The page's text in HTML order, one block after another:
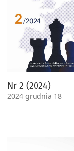
Nr 2 (2024)
2024 grudnia 18